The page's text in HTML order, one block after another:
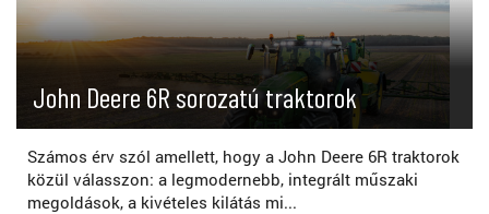
John Deere 6R sorozatú traktorok
Számos érv szól amellett, hogy a John Deere 6R traktorok
közül válasszon: a legmodernebb, integrált műszaki
megoldások, a kivételes kilátás mi...